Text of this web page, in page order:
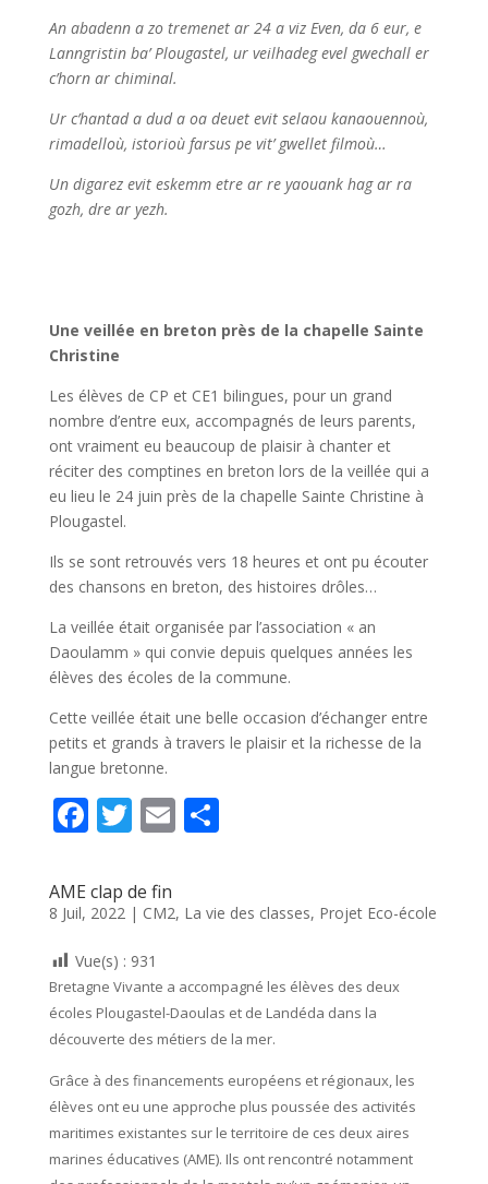
An abadenn a zo tremenet ar 24 a viz Even, da 6 eur, e
Lanngristin ba’ Plougastel, ur veilhadeg evel gwechall er
c’horn ar chiminal.
Ur c’hantad a dud a oa deuet evit selaou kanaouennoù,
rimadelloù, istorioù farsus pe vit’ gwellet filmoù…
Un digarez evit eskemm etre ar re yaouank hag ar ra
gozh, dre ar yezh.
Une veillée en breton près de la chapelle Sainte
Christine
Les élèves de CP et CE1 bilingues, pour un grand
nombre d’entre eux, accompagnés de leurs parents,
ont vraiment eu beaucoup de plaisir à chanter et
réciter des comptines en breton lors de la veillée qui a
eu lieu le 24 juin près de la chapelle Sainte Christine à
Plougastel.
Ils se sont retrouvés vers 18 heures et ont pu écouter
des chansons en breton, des histoires drôles…
La veillée était organisée par l’association « an
Daoulamm » qui convie depuis quelques années les
élèves des écoles de la commune.
Cette veillée était une belle occasion d’échanger entre
petits et grands à travers le plaisir et la richesse de la
langue bretonne.
F
ac
e
b
o
o
k
T
w
itt
er
E
m
l
P
g
AME clap de fin
8 Juil, 2022 | CM2, La vie des classes, Projet Eco-école
Vue(s) : 931
Bretagne Vivante a accompagné les élèves des deux
écoles Plougastel-Daoulas et de Landéda dans la
découverte des métiers de la mer.
Grâce à des financements européens et régionaux, les
élèves ont eu une approche plus poussée des activités
maritimes existantes sur le territoire de ces deux aires
marines éducatives (AME). Ils ont rencontré notamment